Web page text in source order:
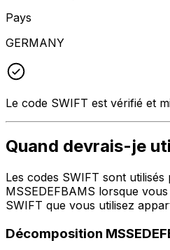
Pays
GERMANY
Le code SWIFT est vérifié et
Quand devrais-je
Les codes SWIFT sont
MSSEDEFBAMS lorsque
SWIFT que vous utilisez
Décomposition